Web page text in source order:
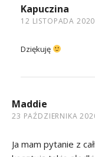
Kapuczina
12 LISTOPADA
Dziękuję
Maddie
23 PAŹDZIERNIKA
Ja mam pytanie z